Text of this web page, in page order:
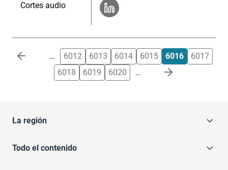
Cortes audio
Paginación … 6012 6013 6014 6015 6016
6017
6018
6019 6020 …
La región
Todo el contenido